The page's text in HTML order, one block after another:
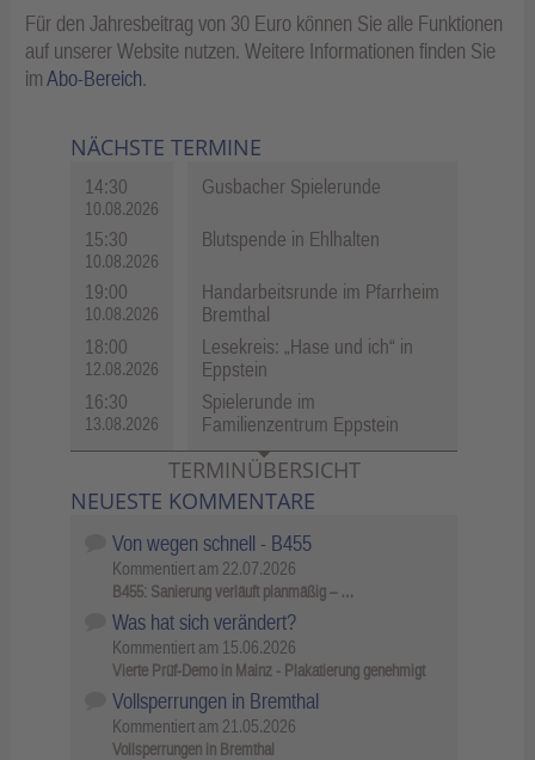
Für den Jahresbeitrag von 30 Euro können Sie alle Funktionen
auf unserer Website nutzen. Weitere Informationen finden Sie
imAbo-Bereich.
NÄCHSTE TERMINE
14:30
10.08.2026
Gusbacher Spielerunde
15:30
10.08.2026
Blutspende in Ehlhalten
19:00
10.08.2026
Handarbeitsrunde im Pfarrheim
Bremthal
18:00
12.08.2026
Lesekreis: „Hase und ich“ in
Eppstein
16:30
13.08.2026
Spielerunde im
Familienzentrum Eppstein
TERMINÜBERSICHT
NEUESTE KOMMENTARE
Von wegen schnell - B455
Kommentiert am 22.07.2026
B455: Sanierung verläuft planmäßig – …
Was hat sich verändert?
Kommentiert am 15.06.2026
Vierte Prüf-Demo in Mainz - Plakatierung genehmigt
Vollsperrungen in Bremthal
Kommentiert am 21.05.2026
Vollsperrungen in Bremthal